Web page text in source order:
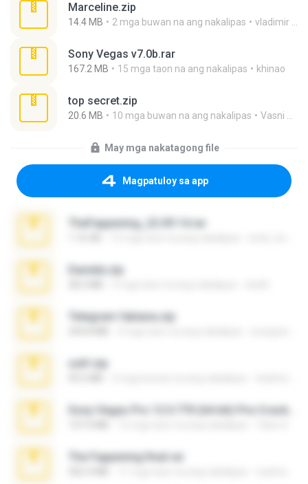
Marceline.zip
14.4 MB 2 mga buwan na ang nakalipas vladimir M.
Sony Vegas v7.0b.rar
167.2 MB 15 mga taon na ang nakalipas khinao
top secret.zip
20.6 MB 10 mga buwan na ang nakalipas Vasni Vhuo
May mga nakatagong file
Magpatuloy sa app
TheFappening_22.09.14.rar
Daniela.zip
Telegram fabiana.zip
ouh!.zip
The Fappening final.rar